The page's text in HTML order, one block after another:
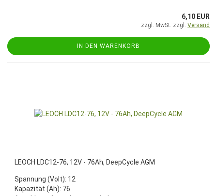
6,10 EUR
zzgl. MwSt. zzgl. Versand
IN DEN WARENKORB
LEOCH LDC12-76, 12V - 76Ah, DeepCycle AGM
Spannung (Volt): 12
Kapazität (Ah): 76